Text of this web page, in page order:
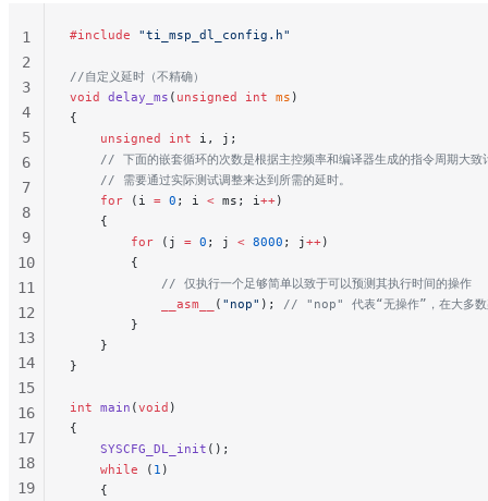
#include "ti_msp_dl_config.h"
//自定义延时（不精确）
void delay_ms ( unsigned int ms )
{
    unsigned
int i, j;
// 下面的嵌套循环的次数是根据主控频率和编译器生成的指令周期大致
    // 需要通过实际测试调整来达到所需的延时。
    for
(i = 0 ; i < ms; i ++)
    {
        for
(j = 0 ; j < 8000 ; j++)
        {
            // 仅执行一个足够简单以致于可以预测其执行时间的操作
            __asm__
( " nop" );
// "nop" 代表“无操作”，在大多数
        }
    }
}
int main (void )
{
    SYSCFG_DL_init
();
    while
( 1 )
    {
1
2
3
4
5
6
7
8
9
10
11
12
13
14
15
16
17
18
19